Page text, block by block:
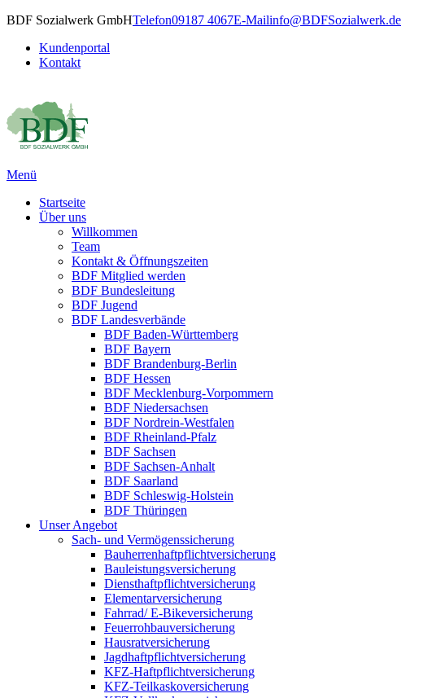
BDF Sozialwerk GmbHTelefon09187 4067E-Mailinfo@BDFSozialwerk.de
Kundenportal
Kontakt
Menü
Startseite
Über uns
Willkommen
Team
Kontakt & Öffnungszeiten
BDF Mitglied werden
BDF Bundesleitung
BDF Jugend
BDF Landesverbände
BDF Baden-Württemberg
BDF Bayern
BDF Brandenburg-Berlin
BDF Hessen
BDF Mecklenburg-Vorpommern
BDF Niedersachsen
BDF Nordrein-Westfalen
BDF Rheinland-Pfalz
BDF Sachsen
BDF Sachsen-Anhalt
BDF Saarland
BDF Schleswig-Holstein
BDF Thüringen
Unser Angebot
Sach- und Vermögenssicherung
Bau­herren­haft­pflichtversicherung
Bauleistungsversicherung
Diensthaftpflichtversicherung
Elementarversicherung
Fahrrad/ E-Bikeversicherung
Feuerrohbauversicherung
Hausratversicherung
Jagdhaftpflichtversicherung
KFZ-Haftpflichtversicherung
KFZ-Teilkaskoversicherung